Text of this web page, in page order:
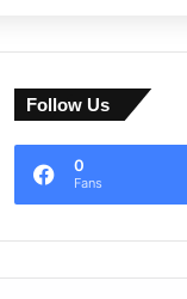
Follow Us
0
Fans